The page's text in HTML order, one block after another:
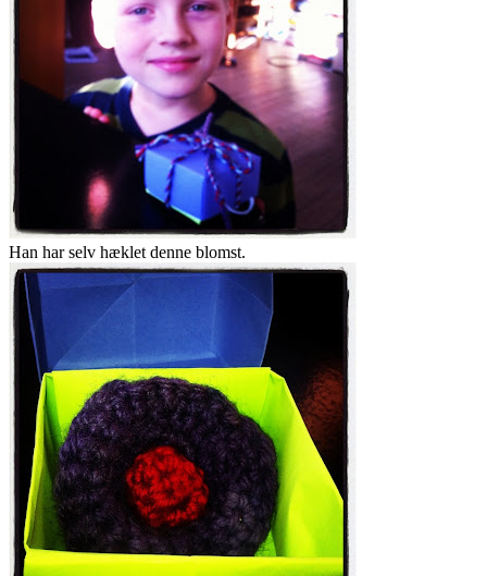
Han har selv hæklet denne blomst.